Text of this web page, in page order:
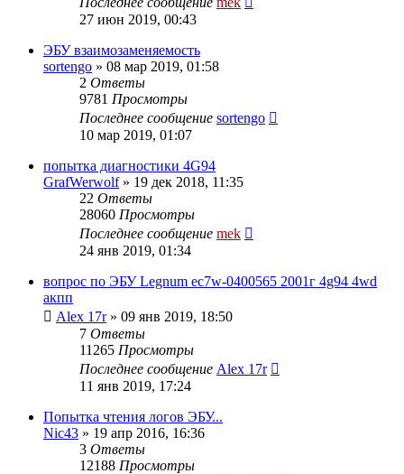
27 июн 2019, 00:43
ЭБУ взаимозаменяемость
sortengo » 08 мар 2019, 01:58
2 Ответы
9781 Просмотры
Последнее сообщение sortengo
10 мар 2019, 01:07
попытка диагностики 4G94
GrafWerwolf» 19 дек 2018, 11:35
22 Ответы
28060 Просмотры
Последнее сообщение mek
24 янв 2019, 01:34
вопрос по ЭБУ Legnum ec7w-0400565 2001г 4g94 4wd
акпп
Alex 17r» 09 янв 2019, 18:50
7 Ответы
11265 Просмотры
Последнее сообщение Alex 17r
11 янв 2019, 17:24
Попытка чтения логов ЭБУ...
Nic43 » 19 апр 2016, 16:36
3 Ответы
12188 Просмотры